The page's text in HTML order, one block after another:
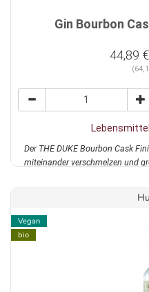
Gin Bourbon
44,89 €
Der THE DUKE Bourbon Cask
miteinander verschmelzen und
Vegan
bio